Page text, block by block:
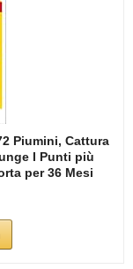
Piumini, Cattura
I Punti più
per 36 Mesi